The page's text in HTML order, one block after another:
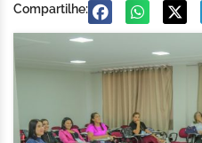
Compartilhe: